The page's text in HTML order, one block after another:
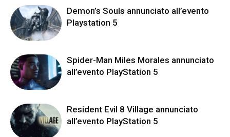
Demon’s Souls annunciato all’evento
Playstation 5
Spider-Man Miles Morales annunciato
all’evento PlayStation 5
Resident Evil 8 Village annunciato
all’evento PlayStation 5